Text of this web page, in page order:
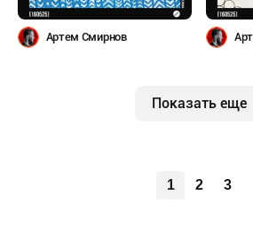
Артем Смирнов
Показать еще
1 2 3